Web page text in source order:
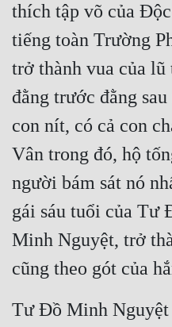
thích tập võ của
tiếng toàn Trường
trở thành vua của
đằng trước đằng
con nít, có cả con
Vân trong đó, hộ
người bám sát nó
gái sáu tuổi của
Minh Nguyệt, trở
cũng theo gót của
Tư Đồ Minh Nguyệt